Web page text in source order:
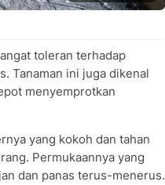
toleran terhadap
Tanaman ini juga dikenal
menyemprotkan
yang kokoh dan tahan
Permukaannya yang
dan panas terus-menerus.